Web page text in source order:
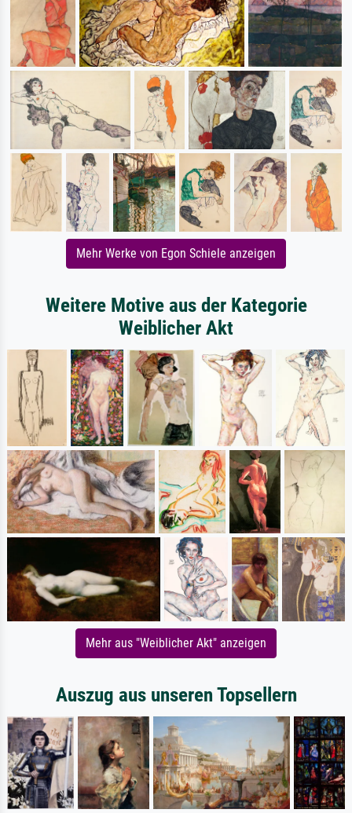
Mehr Werke von Egon Schiele anzeigen
Weitere Motive aus der Kategorie
Weiblicher Akt
Mehr aus "Weiblicher Akt" anzeigen
Auszug aus unseren Topsellern